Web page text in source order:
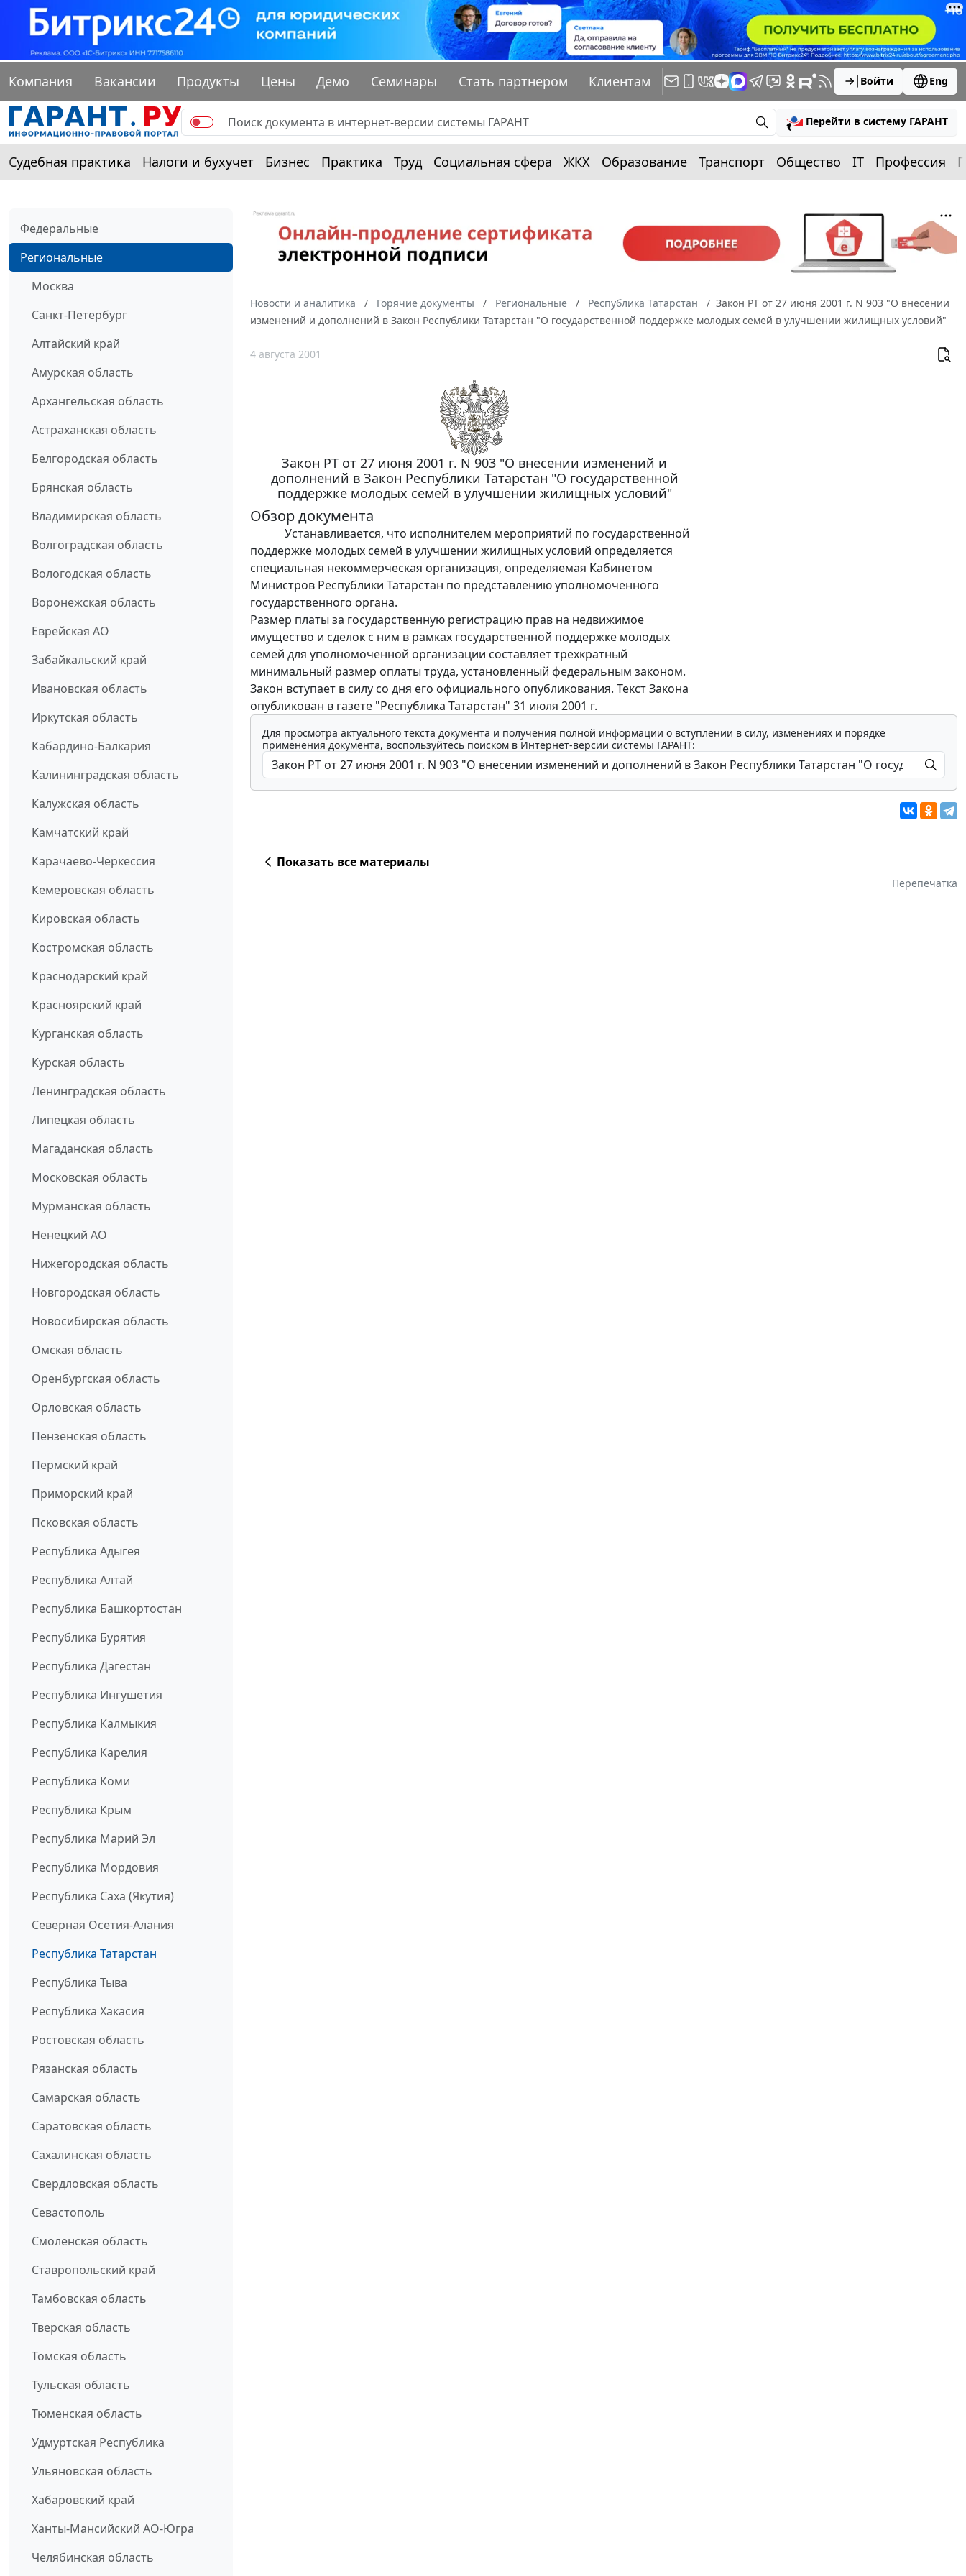
Компания Вакансии Продукты Цены Демо Семинары Стать партнером Клиентам Войти Eng
Перейти в систему ГАРАНТ
Судебная практика Налоги и бухучет Бизнес Практика Труд Социальная сфера ЖКХ Образование Транспорт Общество IT Профессия
Федеральные
Региональные
Москва
Санкт-Петербург
Алтайский край
Амурская область
Архангельская область
Астраханская область
Белгородская область
Брянская область
Владимирская область
Волгоградская область
Вологодская область
Воронежская область
Еврейская АО
Забайкальский край
Ивановская область
Иркутская область
Кабардино-Балкария
Калининградская область
Калужская область
Камчатский край
Карачаево-Черкессия
Кемеровская область
Кировская область
Костромская область
Краснодарский край
Красноярский край
Курганская область
Курская область
Ленинградская область
Липецкая область
Магаданская область
Московская область
Мурманская область
Ненецкий АО
Нижегородская область
Новгородская область
Новосибирская область
Омская область
Оренбургская область
Орловская область
Пензенская область
Пермский край
Приморский край
Псковская область
Республика Адыгея
Республика Алтай
Республика Башкортостан
Республика Бурятия
Республика Дагестан
Республика Ингушетия
Республика Калмыкия
Республика Карелия
Республика Коми
Республика Крым
Республика Марий Эл
Республика Мордовия
Республика Саха (Якутия)
Северная Осетия-Алания
Республика Татарстан
Республика Тыва
Республика Хакасия
Ростовская область
Рязанская область
Самарская область
Саратовская область
Сахалинская область
Свердловская область
Севастополь
Смоленская область
Ставропольский край
Тамбовская область
Тверская область
Томская область
Тульская область
Тюменская область
Удмуртская Республика
Ульяновская область
Хабаровский край
Ханты-Мансийский АО-Югра
Челябинская область
Новости и аналитика Горячие документы Региональные Республика Татарстан
Закон РТ от 27 июня 2001 г. N 903 "О внесении
изменений и дополнений в Закон Республики Татарстан "О государственной поддержке молодых семей в улучшении жилищных условий"
4 августа 2001
Закон РТ от 27 июня 2001 г. N 903 "О внесении изменений и
дополнений в Закон Республики Татарстан "О государственной
поддержке молодых семей в улучшении жилищных условий"
Обзор документа
Устанавливается, что исполнителем мероприятий по государственной
поддержке молодых семей в улучшении жилищных условий определяется
специальная некоммерческая организация, определяемая Кабинетом
Министров Республики Татарстан по представлению уполномоченного
государственного органа.
Размер платы за государственную регистрацию прав на недвижимое
имущество и сделок с ним в рамках государственной поддержке молодых
семей для уполномоченной организации составляет трехкратный
минимальный размер оплаты труда, установленный федеральным законом.
Закон вступает в силу со дня его официального опубликования. Текст Закона
опубликован в газете "Республика Татарстан" 31 июля 2001 г.
Для просмотра актуального текста документа и получения полной информации о вступлении в силу, изменениях и порядке
применения документа, воспользуйтесь поиском в Интернет-версии системы ГАРАНТ:
Показать все материалы
Перепечатка